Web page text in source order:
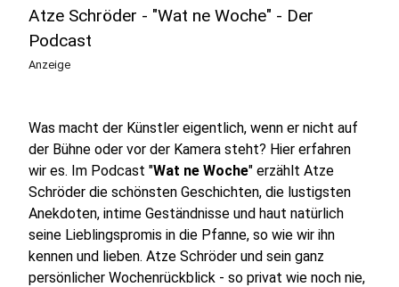
Atze Schröder - "Wat ne Woche" - Der
Podcast
Anzeige
Was macht der Künstler eigentlich, wenn er nicht auf
der Bühne oder vor der Kamera steht? Hier erfahren
wir es. Im Podcast "Wat ne Woche" erzählt Atze
Schröder die schönsten Geschichten, die lustigsten
Anekdoten, intime Geständnisse und haut natürlich
seine Lieblingspromis in die Pfanne, so wie wir ihn
kennen und lieben. Atze Schröder und sein ganz
persönlicher Wochenrückblick - so privat wie noch nie,